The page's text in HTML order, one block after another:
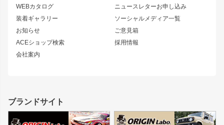
WEBカタログ
装着ギャラリー
お知らせ
ACEショップ検索
会社案内
ニュースレターお申し込み
ソーシャルメディア一覧
ご意見箱
採用情報
S13 シルビア
180SX
シルエイティ
ローレル
セフィーロ
キャラバン
スズキ
GS350
SC
ジムニーパーツ
ホイール
MUD-S7
MUD-SR7
まつど家 鉄漢
ボンネット
フェンダー
サイドパーツ
リアゲート
メンテナンスパーツ
ブランドサイト